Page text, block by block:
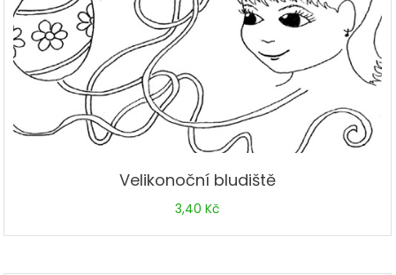
Velikonoční bludiště
3,40Kč